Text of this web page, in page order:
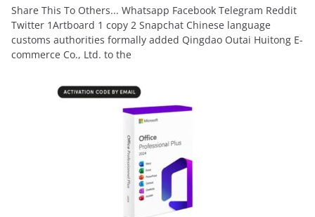
Share This To Others... Whatsapp Facebook Telegram Reddit
Twitter 1Artboard 1 copy 2 Snapchat Chinese language
customs authorities formally added Qingdao Outai Huitong E-
commerce Co., Ltd. to the